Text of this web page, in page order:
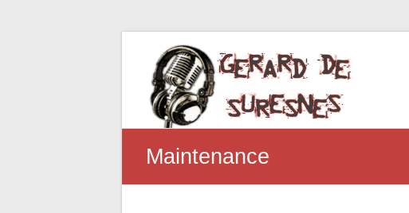
Maintenance